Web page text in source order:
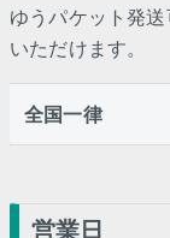
ゆうパケット発
いただけます。
全国一律
営業日